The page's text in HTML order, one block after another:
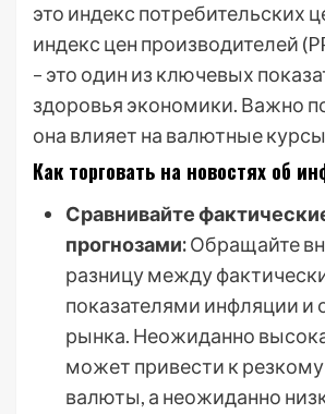
это индекс потребительских
индекс цен производителей
– это один из ключевых
здоровья экономики. Важно
она влияет на валютные
Как торговать на новостях об
Сравнивайте
прогнозами:Обращайте
разницу между
показателями инфляции
рынка. Неожиданно
может привести к
валюты, а неожиданно